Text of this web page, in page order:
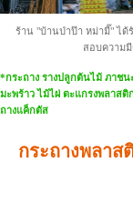
ร้าน "บ้านป่าป๊า หม่ามี๊" ได้
สอบความมี
*กระถาง รางปลูกต้นไม้ ภาชน
มะพร้าว ไม้ไผ่ ตะแกรงพลาส
ถางแค็กตัส
กระถางพลาส